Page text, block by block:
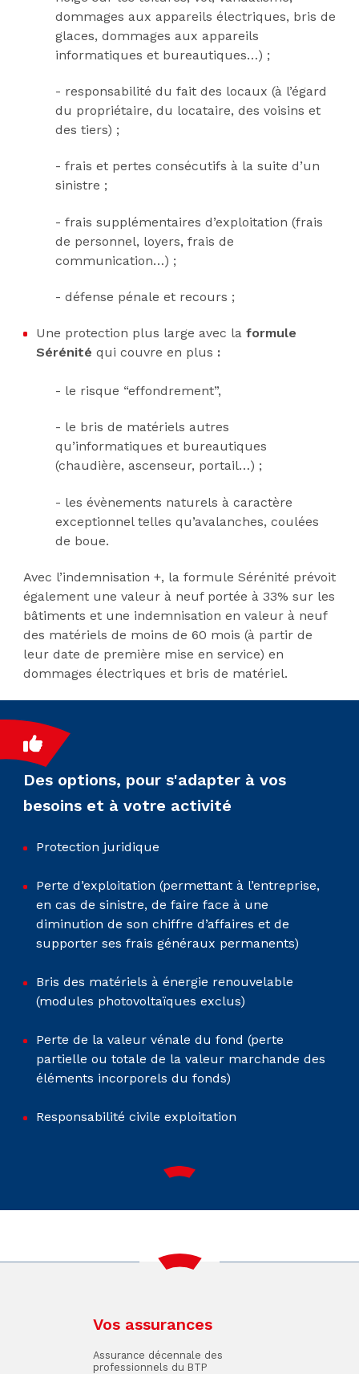
dommages aux appareils électriques, bris de
glaces, dommages aux appareils
informatiques et bureautiques…) ;
- responsabilité du fait des locaux (à l’égard
du propriétaire, du locataire, des voisins et
des tiers) ;
- frais et pertes consécutifs à la suite d’un
sinistre ;
- frais supplémentaires d’exploitation (frais
de personnel, loyers, frais de
communication…) ;
- défense pénale et recours ;
Une protection plus large avec la formule
Sérénité qui couvre en plus :
- le risque “effondrement”,
- le bris de matériels autres
qu’informatiques et bureautiques
(chaudière, ascenseur, portail…) ;
- les évènements naturels à caractère
exceptionnel telles qu’avalanches, coulées
de boue.
Avec l’indemnisation +, la formule Sérénité prévoit
également une valeur à neuf portée à 33% sur les
bâtiments et une indemnisation en valeur à neuf
des matériels de moins de 60 mois (à partir de
leur date de première mise en service) en
dommages électriques et bris de matériel.
Des options, pour s'adapter à vos
besoins et à votre activité
Protection juridique
Perte d’exploitation (permettant à l’entreprise,
en cas de sinistre, de faire face à une
diminution de son chiffre d’affaires et de
supporter ses frais généraux permanents)
Bris des matériels à énergie renouvelable
(modules photovoltaïques exclus)
Perte de la valeur vénale du fond (perte
partielle ou totale de la valeur marchande des
éléments incorporels du fonds)
Responsabilité civile exploitation
Vos assurances
Assurance décennale des
professionnels du BTP